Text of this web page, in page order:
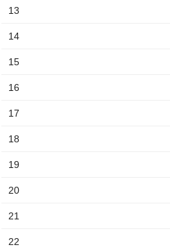
13
14
15
16
17
18
19
20
21
22